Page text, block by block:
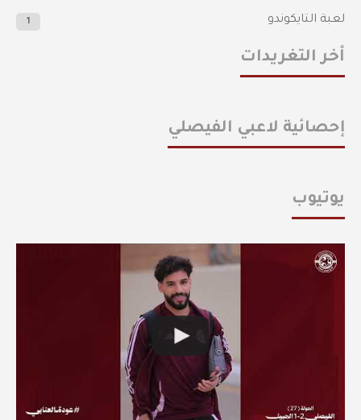
لعبة التايكوندو 1
أخر التغريدات
إحصائية لاعبي الفيصلي
يوتيوب